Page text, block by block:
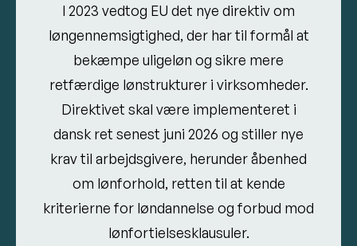
I 2023 vedtog EU det nye direktiv om
løngennemsigtighed, der har til formål at
bekæmpe uligeløn og sikre mere
retfærdige lønstrukturer i virksomheder.
Direktivet skal være implementeret i
dansk ret senest juni 2026 og stiller nye
krav til arbejdsgivere, herunder åbenhed
om lønforhold, retten til at kende
kriterierne for løndannelse og forbud mod
lønfortielsesklausuler.